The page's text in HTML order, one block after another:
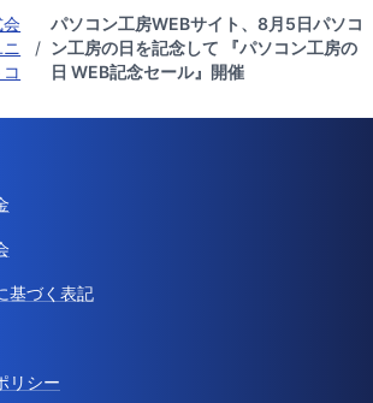
会
/
パソコン工房WEBサイト、8月5日パソコ
ン工房の日を記念して 『パソコン工房の
日 WEB記念セール』開催
基づく表記
リシー